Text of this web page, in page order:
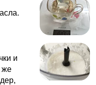
и
же